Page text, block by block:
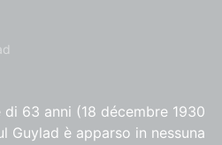
63 anni (18 décembre 1930
Guylad è apparso in nessuna